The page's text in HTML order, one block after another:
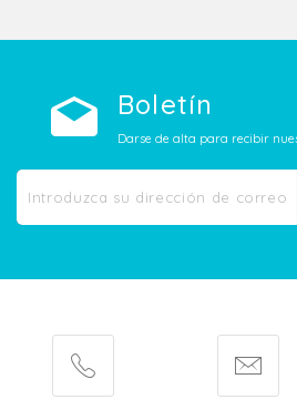
Boletín
Darse de alta para recibir